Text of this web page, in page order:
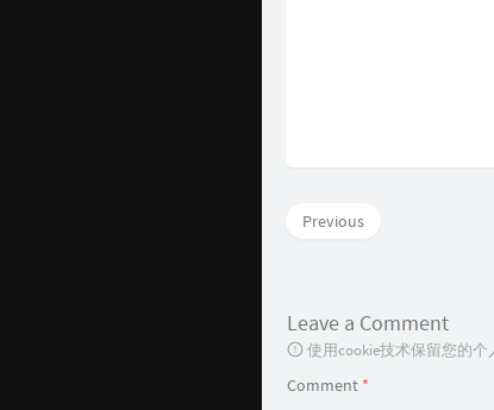
Previous
Leave a Comment
使用cookie技术保留您的
Comment *